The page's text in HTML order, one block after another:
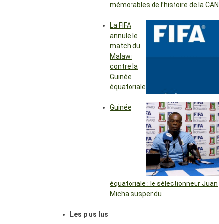
mémorables de l’histoire de la CAN
La FIFA
annule le
match du
Malawi
contre la
Guinée
équatoriale
Guinée
équatoriale : le sélectionneur Juan
Micha suspendu
Les plus lus